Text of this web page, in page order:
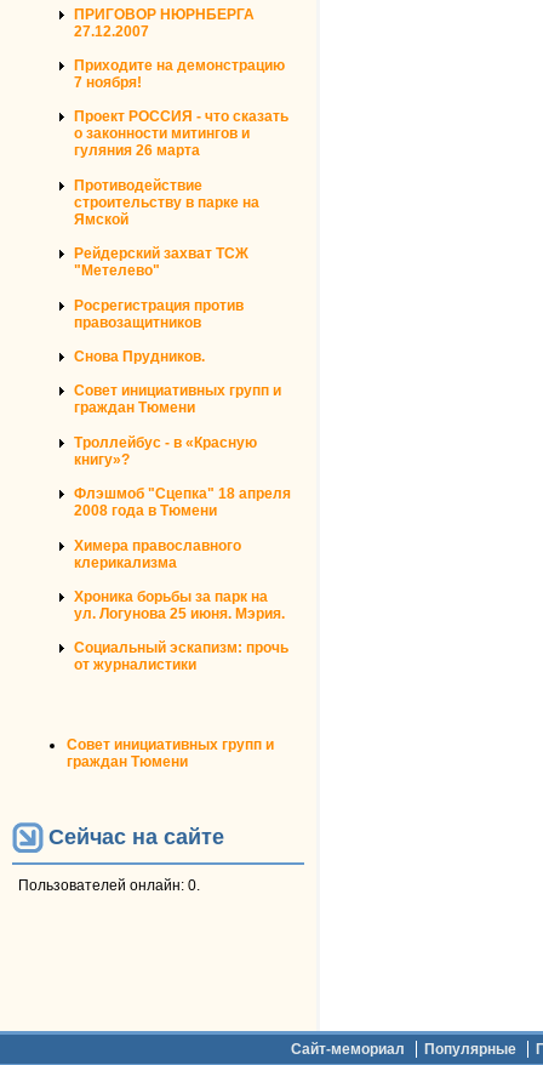
ПРИГОВОР НЮРНБЕРГА
27.12.2007
Приходите на демонстрацию
7 ноября!
Проект РОССИЯ - что сказать
о законности митингов и
гуляния 26 марта
Противодействие
строительству в парке на
Ямской
Рейдерский захват ТСЖ
"Метелево"
Росрегистрация против
правозащитников
Снова Прудников.
Совет инициативных групп и
граждан Тюмени
Троллейбус - в «Красную
книгу»?
Флэшмоб "Сцепка" 18 апреля
2008 года в Тюмени
Химера православного
клерикализма
Хроника борьбы за парк на
ул. Логунова 25 июня. Мэрия.
Социальный эскапизм: прочь
от журналистики
Совет инициативных групп и
граждан Тюмени
Сейчас на сайте
Пользователей онлайн: 0.
Сайт-мемориал Популярные